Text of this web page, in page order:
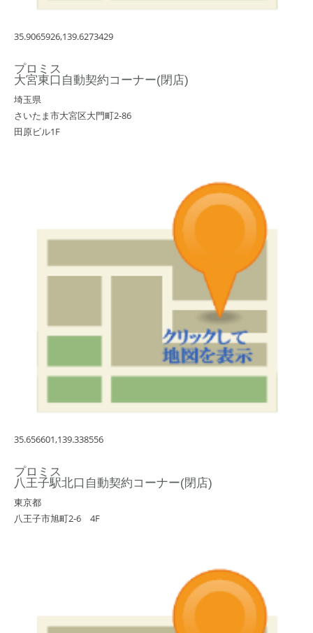
35.9065926,139.6273429
プロミス
大宮東口自動契約コーナー(閉店)
埼玉県
さいたま市大宮区大門町2-86
田原ビル1F
35.656601,139.338556
プロミス
八王子駅北口自動契約コーナー(閉店)
東京都
八王子市旭町2-6 4F